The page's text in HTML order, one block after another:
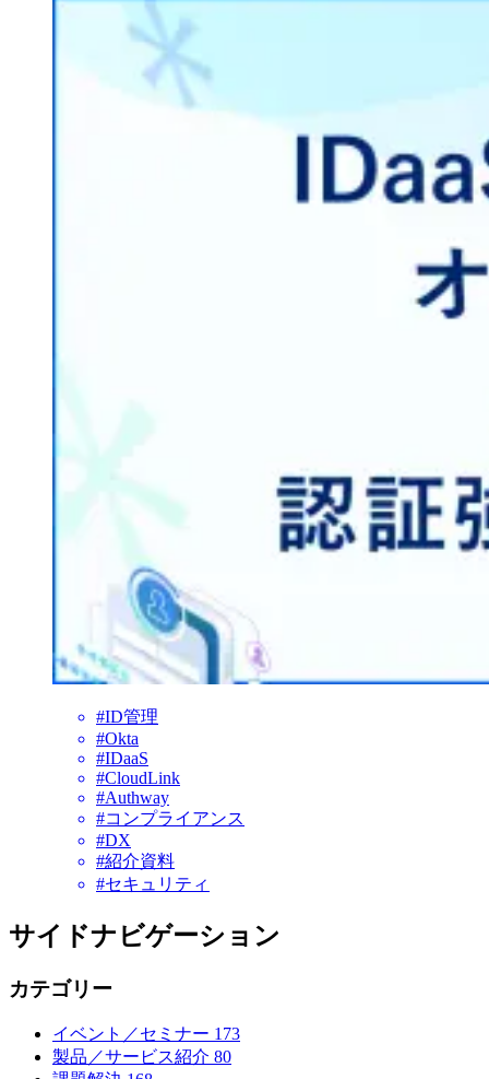
#ID管理
#Okta
#IDaaS
#CloudLink
#Authway
#コンプライアンス
#DX
#紹介資料
#セキュリティ
サイドナビゲーション
カテゴリー
イベント／セミナー 173
製品／サービス紹介 80